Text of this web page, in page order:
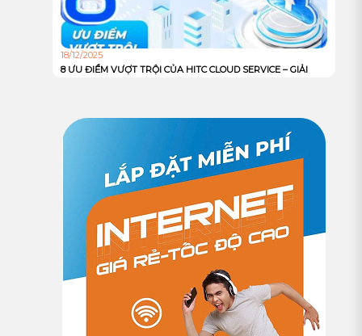
18/12/2025
8 ƯU ĐIỂM VƯỢT TRỘI CỦA HITC CLOUD SERVICE – GIẢI